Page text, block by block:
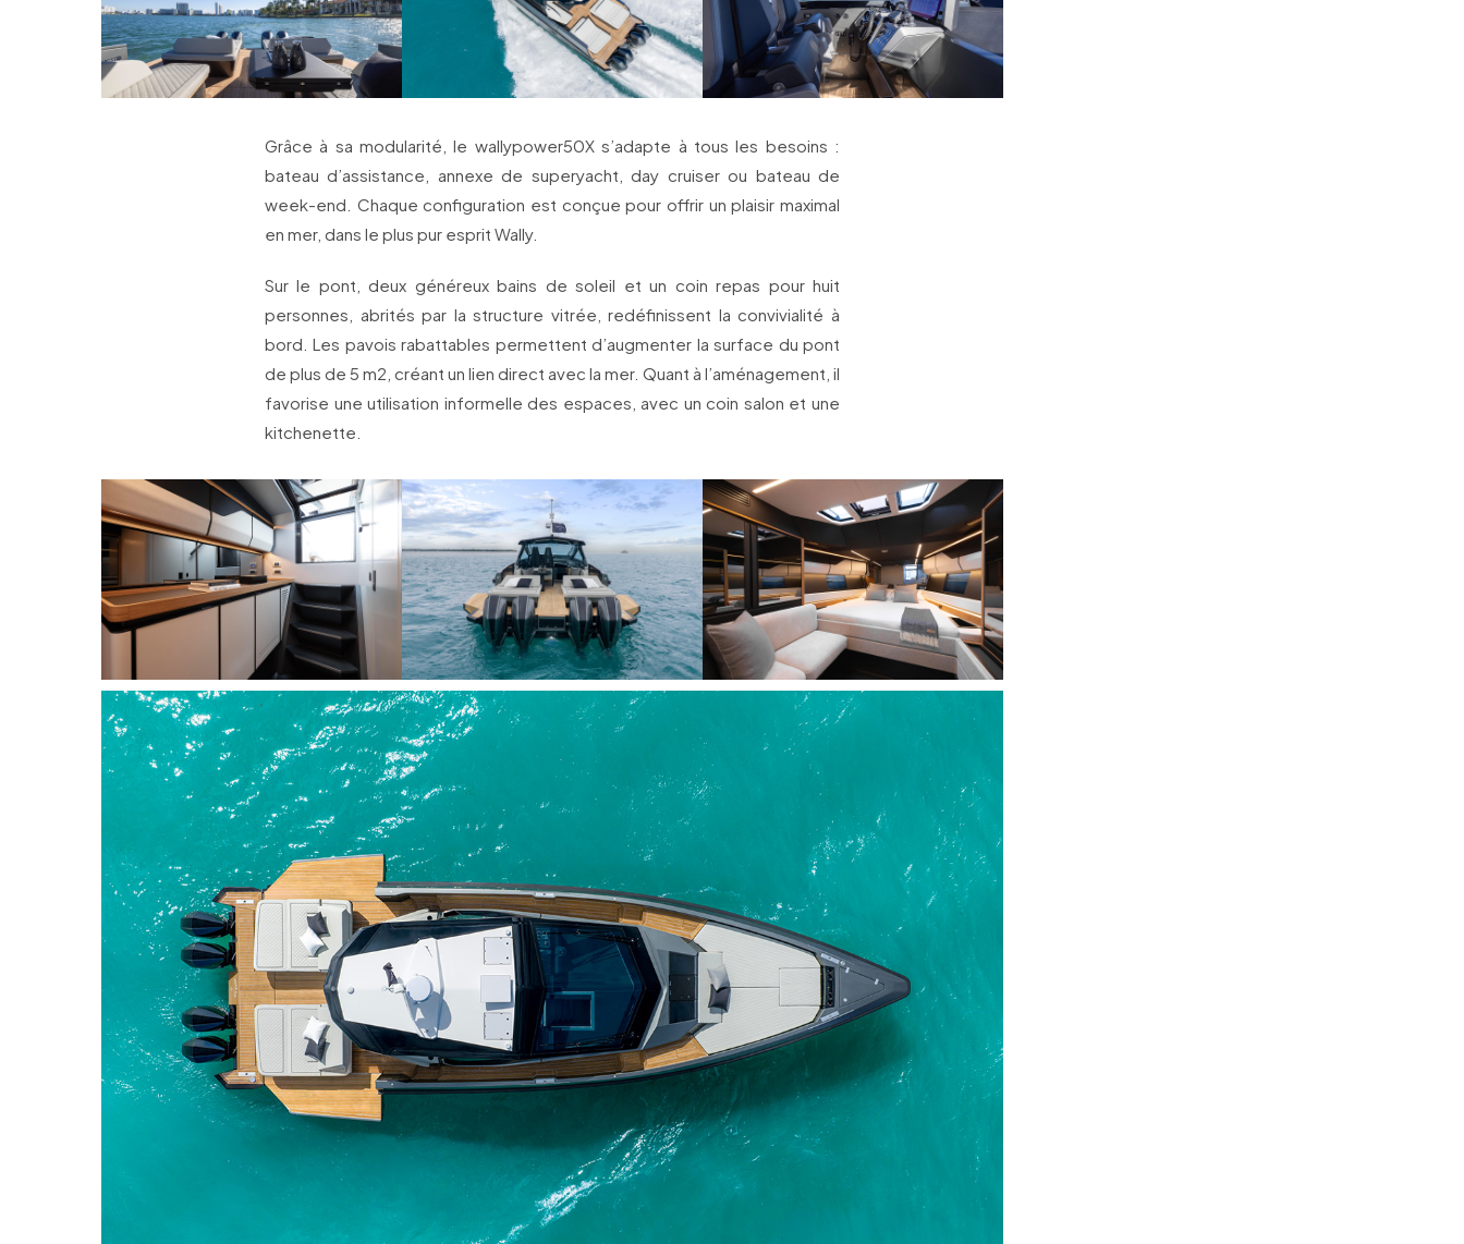
Grâce à sa modularité, le wallypower50X s’adapte à tous les besoins :
bateau d’assistance, annexe de superyacht, day cruiser ou bateau de
week-end. Chaque configuration est conçue pour offrir un plaisir maximal
en mer, dans le plus pur esprit Wally.
Sur le pont, deux généreux bains de soleil et un coin repas pour huit
personnes, abrités par la structure vitrée, redéfinissent la convivialité à
bord. Les pavois rabattables permettent d’augmenter la surface du pont
de plus de 5 m2, créant un lien direct avec la mer. Quant à l’aménagement, il
favorise une utilisation informelle des espaces, avec un coin salon et une
kitchenette.